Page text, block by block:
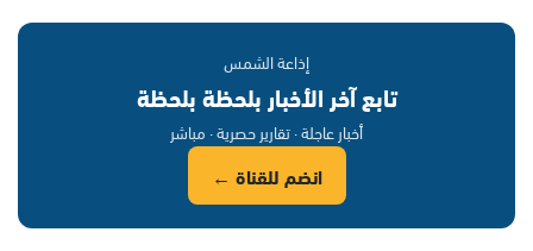
إذاعة الشمس
تابع آخر الأخبار بلحظة بلحظة
أخبار عاجلة · تقارير حصرية · مباشر
انضم للقناة ←